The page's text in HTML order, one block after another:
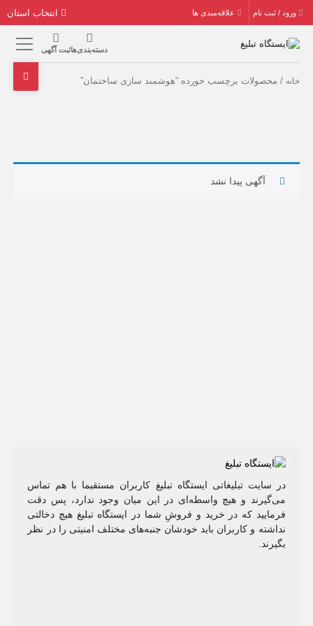
ورود / ثبت نام علاقه‌مندی ها
دسته‌بندی‌هاثبت آگهی
خانه / محصولات برچسب خورده “هوشمند سازی ساختمان”
آگهی پیدا نشد
در سایت تبلیغاتی ایستگاه تبلیغ کاربران مستقیما با هم تماس
می‌گیرند و هیچ واسطه‌ای در این میان وجود ندارد، پس دقت
فرمایید که در خرید و فروشِ شما در ایستگاه تبلیغ هیچ دخالتی
نداشته و کاربران باید خودشان جنبه‌های مختلف امنیتی را در نظر
بگیرند.